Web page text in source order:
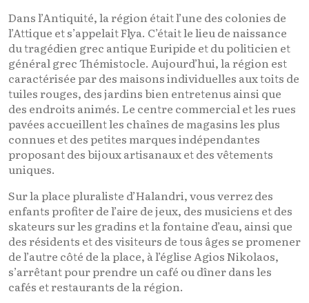
Dans l’Antiquité, la région était l’une des colonies de
l’Attique et s’appelait Flya. C’était le lieu de naissance
du tragédien grec antique Euripide et du politicien et
général grec Thémistocle. Aujourd’hui, la région est
caractérisée par des maisons individuelles aux toits de
tuiles rouges, des jardins bien entretenus ainsi que
des endroits animés. Le centre commercial et les rues
pavées accueillent les chaînes de magasins les plus
connues et des petites marques indépendantes
proposant des bijoux artisanaux et des vêtements
uniques.
Sur la place pluraliste d’Halandri, vous verrez des
enfants profiter de l’aire de jeux, des musiciens et des
skateurs sur les gradins et la fontaine d’eau, ainsi que
des résidents et des visiteurs de tous âges se promener
de l’autre côté de la place, à l’église Agios Nikolaos,
s’arrêtant pour prendre un café ou dîner dans les
cafés et restaurants de la région.